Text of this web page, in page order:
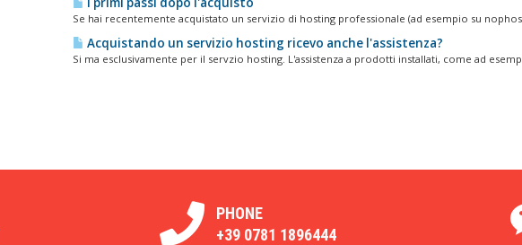
Se hai recentemente acquistato un servizio di hosting professionale (ad esempio su
Acquistando un servizio hosting ricevo anche l'assistenza?
Si ma esclusivamente per il servzio hosting. L'assistenza a prodotti installati, come ad
PHONE
+39 0781 1896444